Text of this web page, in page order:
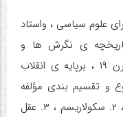
علوم سیاسی ، واستاد
ی نگرش ها و
گفتمان های سیاسی جهانی نیمه ی قرن ۱۹ ، برپایه ی انقلاب
و تقسیم بندی مؤلفه
های آن به چهار دسته ی ۱. اومانیسم ، ۲. سکولاریسم ، ۳. عقل